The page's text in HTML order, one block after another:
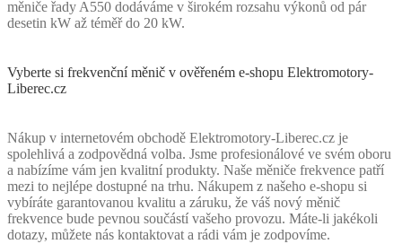
měniče řady A550 dodáváme v širokém rozsahu výkonů od pár
desetin kW až téměř do 20 kW.
Vyberte si frekvenční měnič v ověřeném e-shopu Elektromotory-
Liberec.cz
Nákup v internetovém obchodě Elektromotory-Liberec.cz je
spolehlivá a zodpovědná volba. Jsme profesionálové ve svém oboru
a nabízíme vám jen kvalitní produkty. Naše měniče frekvence patří
mezi to nejlépe dostupné na trhu. Nákupem z našeho e-shopu si
vybíráte garantovanou kvalitu a záruku, že váš nový měnič
frekvence bude pevnou součástí vašeho provozu. Máte-li jakékoli
dotazy, můžete nás kontaktovat a rádi vám je zodpovíme.